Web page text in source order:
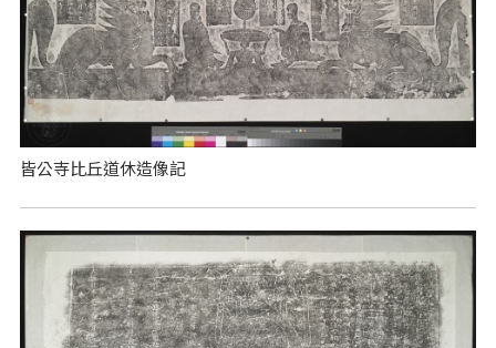
皆公寺比丘道休造像記